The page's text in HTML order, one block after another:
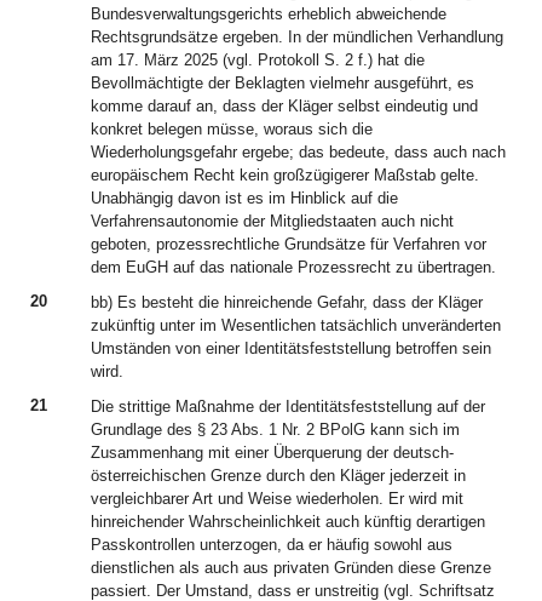
Bundesverwaltungsgerichts erheblich abweichende
Rechtsgrundsätze ergeben. In der mündlichen Verhandlung
am 17. März 2025 (vgl. Protokoll S. 2 f.) hat die
Bevollmächtigte der Beklagten vielmehr ausgeführt, es
komme darauf an, dass der Kläger selbst eindeutig und
konkret belegen müsse, woraus sich die
Wiederholungsgefahr ergebe; das bedeute, dass auch nach
europäischem Recht kein großzügigerer Maßstab gelte.
Unabhängig davon ist es im Hinblick auf die
Verfahrensautonomie der Mitgliedstaaten auch nicht
geboten, prozessrechtliche Grundsätze für Verfahren vor
dem EuGH auf das nationale Prozessrecht zu übertragen.
20
bb) Es besteht die hinreichende Gefahr, dass der Kläger
zukünftig unter im Wesentlichen tatsächlich unveränderten
Umständen von einer Identitätsfeststellung betroffen sein
wird.
21
Die strittige Maßnahme der Identitätsfeststellung auf der
Grundlage des § 23 Abs. 1 Nr. 2 BPolG kann sich im
Zusammenhang mit einer Überquerung der deutsch-
österreichischen Grenze durch den Kläger jederzeit in
vergleichbarer Art und Weise wiederholen. Er wird mit
hinreichender Wahrscheinlichkeit auch künftig derartigen
Passkontrollen unterzogen, da er häufig sowohl aus
dienstlichen als auch aus privaten Gründen diese Grenze
passiert. Der Umstand, dass er unstreitig (vgl. Schriftsatz